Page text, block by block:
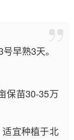
早熟3天。
保苗30-35万
宜种植于北